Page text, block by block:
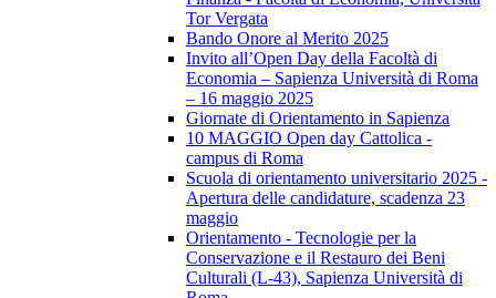
Tor Vergata
Bando Onore al Merito 2025
Invito all’Open Day della Facoltà di
Economia – Sapienza Università di Roma
– 16 maggio 2025
Giornate di Orientamento in Sapienza
10 MAGGIO Open day Cattolica -
campus di Roma
Scuola di orientamento universitario 2025 -
Apertura delle candidature, scadenza 23
maggio
Orientamento - Tecnologie per la
Conservazione e il Restauro dei Beni
Culturali (L-43), Sapienza Università di